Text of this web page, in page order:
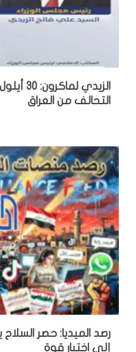
التحالف من العراق
رصد الميديا: حصر
إلى اختبار قوة